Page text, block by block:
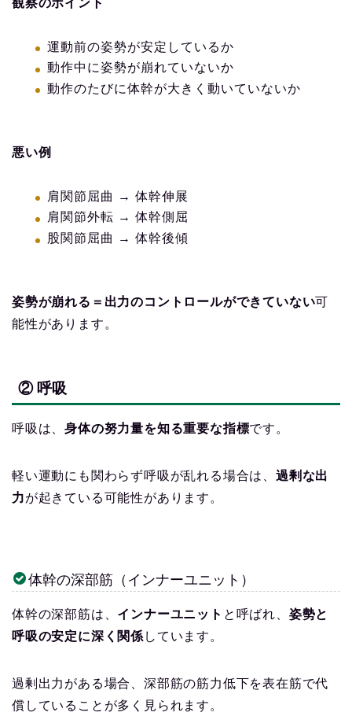
運動前の姿勢が安定しているか
動作中に姿勢が崩れていないか
動作のたびに体幹が大きく動いていないか
悪い例
肩関節屈曲 → 体幹伸展
肩関節外転 → 体幹側屈
股関節屈曲 → 体幹後傾
姿勢が崩れる＝出力のコントロールができていない可
能性があります。
② 呼吸
呼吸は、身体の努力量を知る重要な指標です。
軽い運動にも関わらず呼吸が乱れる場合は、過剰な出
力が起きている可能性があります。
体幹の深部筋（インナーユニット）
体幹の深部筋は、 インナーユニット と呼ばれ、 姿勢と
呼吸の安定に深く関係 しています。
過剰出力がある場合、深部筋の筋力低下を表在筋で代
償していることが多く見られます。